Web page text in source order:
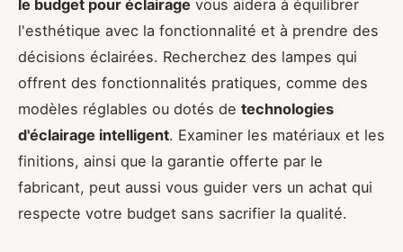
le budget pour éclairage vous aidera à équilibrer
l'esthétique avec la fonctionnalité et à prendre des
décisions éclairées. Recherchez des lampes qui
offrent des fonctionnalités pratiques, comme des
modèles réglables ou dotés de technologies
d'éclairage intelligent. Examiner les matériaux et les
finitions, ainsi que la garantie offerte par le
fabricant, peut aussi vous guider vers un achat qui
respecte votre budget sans sacrifier la qualité.